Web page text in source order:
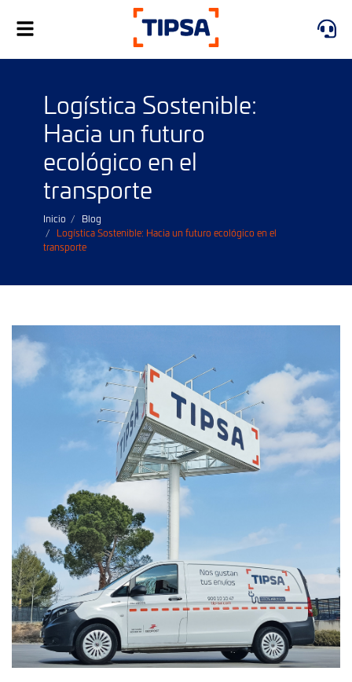
Alternar
navegación
Logística Sostenible:
Hacia un futuro
ecológico en el
transporte
Inicio
Blog
Logística Sostenible: Hacia un futuro ecológico en el
transporte